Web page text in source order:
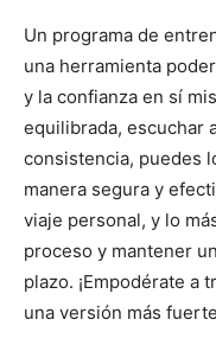
Un programa de
una herramienta
y la confianza en sí
equilibrada, escuchar
consistencia, puedes
manera segura y
viaje personal, y lo
proceso y mantener
plazo. ¡Empodérate a
una versión más